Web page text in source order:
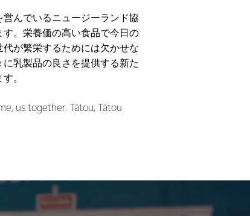
んでいるニュージーランド協
。栄養価の高い食品で今日の
が繁栄するためには欠かせな
乳製品の良さを提供する新た
。
us together. Tātou, Tātou